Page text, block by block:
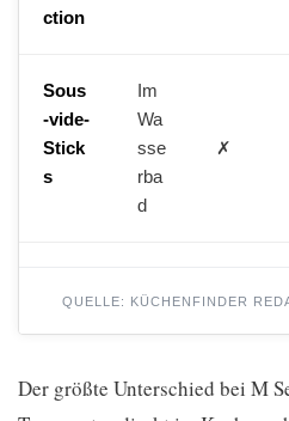
ction
Sous
-vide-
Stick
s
Im
Wa
sse
rba
d
✗
QUELLE: KÜCHENFINDER
Der größte Unterschied bei M